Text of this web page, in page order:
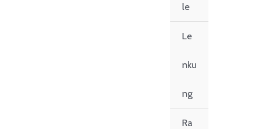
le
Le
nku
ng
Ra